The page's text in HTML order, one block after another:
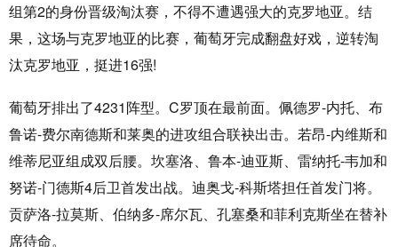
组第2的身份晋级淘汰赛，不得不遭遇强大的克罗地亚。结
果，这场与克罗地亚的比赛，葡萄牙完成翻盘好戏，逆转淘
汰克罗地亚，挺进16强!
葡萄牙排出了4231阵型。C罗顶在最前面。佩德罗-内托、布
鲁诺-费尔南德斯和莱奥的进攻组合联袂出击。若昂-内维斯和
维蒂尼亚组成双后腰。坎塞洛、鲁本-迪亚斯、雷纳托-韦加和
努诺-门德斯4后卫首发出战。迪奥戈-科斯塔担任首发门将。
贡萨洛-拉莫斯、伯纳多-席尔瓦、孔塞桑和菲利克斯坐在替补
席待命。